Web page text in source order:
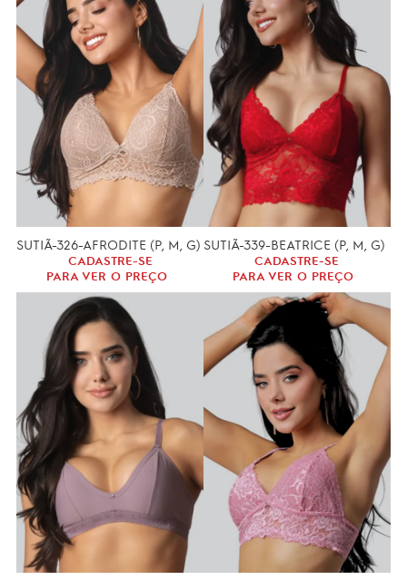
SUTIÃ-326-AFRODITE (P, M, G)
CADASTRE-SE
PARA VER O PREÇO
SUTIÃ-339-BEATRICE (P, M, G)
CADASTRE-SE
PARA VER O PREÇO